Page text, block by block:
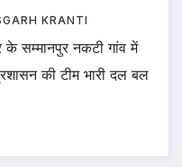
KRANTI
के सम्मानपुर नकटी गांव में
की टीम भारी दल बल